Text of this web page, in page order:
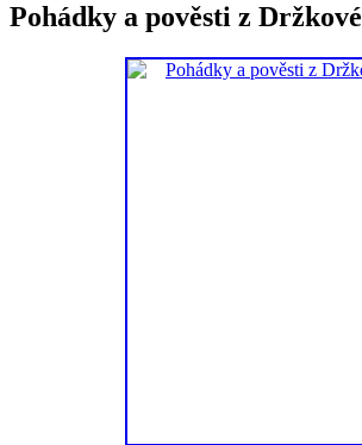
Pohádky a pověsti z Držkové